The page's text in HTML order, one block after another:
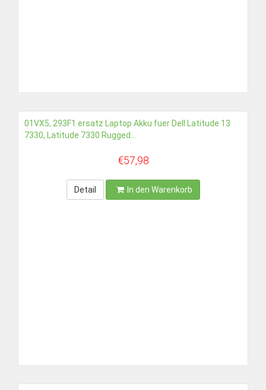
01VX5, 293F1 ersatz Laptop Akku fuer Dell Latitude 13
7330, Latitude 7330 Rugged...
€57,98
Detail In den Warenkorb